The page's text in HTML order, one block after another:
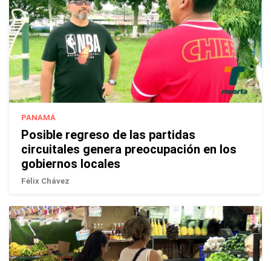
PANAMÁ
Posible regreso de las partidas
circuitales genera preocupación en los
gobiernos locales
Félix Chávez